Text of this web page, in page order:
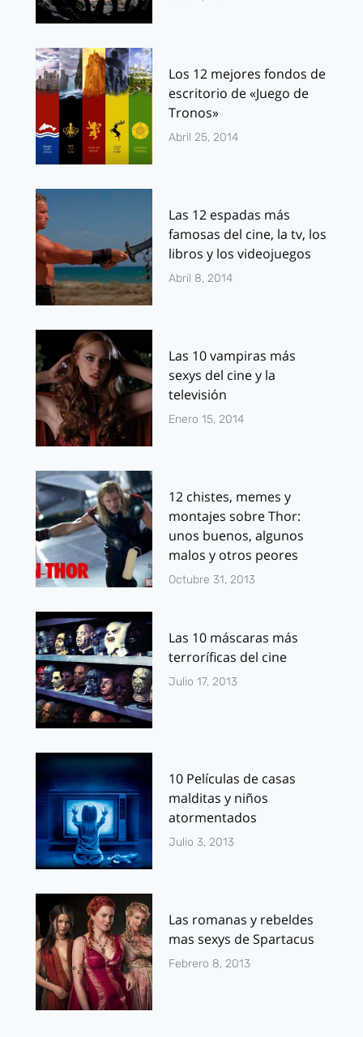
Los 12 mejores fondos de
escritorio de «Juego de
Tronos»
Abril 25, 2014
Las 12 espadas más
famosas del cine, la tv, los
libros y los videojuegos
Abril 8, 2014
Las 10 vampiras más
sexys del cine y la
televisión
Enero 15, 2014
12 chistes, memes y
montajes sobre Thor:
unos buenos, algunos
malos y otros peores
Octubre 31, 2013
Las 10 máscaras más
terroríficas del cine
Julio 17, 2013
10 Películas de casas
malditas y niños
atormentados
Julio 3, 2013
Las romanas y rebeldes
mas sexys de Spartacus
Febrero 8, 2013